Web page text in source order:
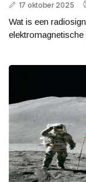
17 oktober 2025
Wat is een